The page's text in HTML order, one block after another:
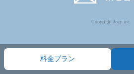
料金プラン
Copyright Jocy inc.